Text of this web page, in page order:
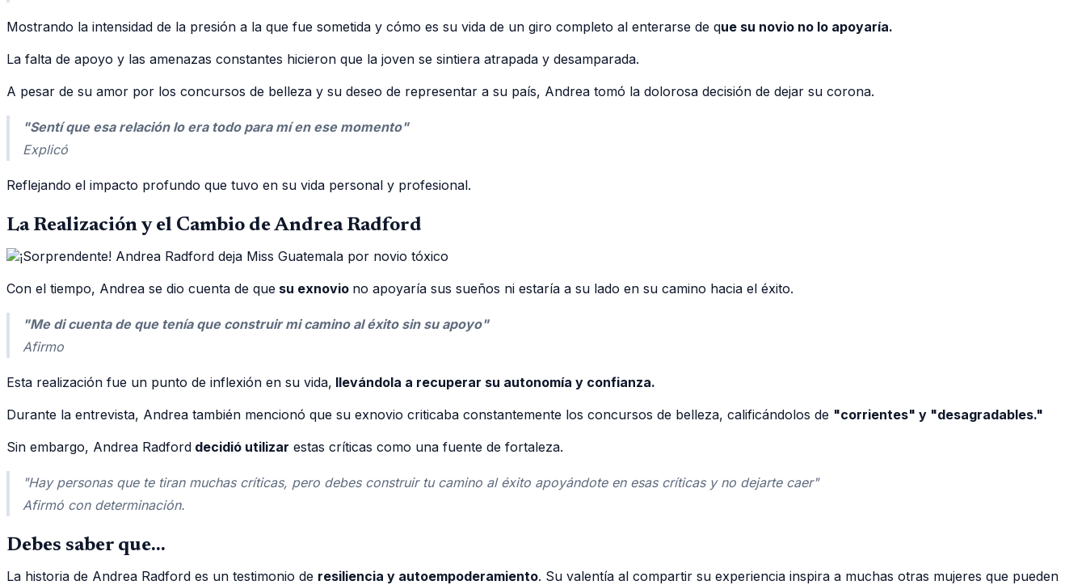
Mostrando la intensidad de la presión a la que fue sometida y cómo es su vida de un giro completo al enterarse de que su novio no lo apoyaría.
La falta de apoyo y las amenazas constantes hicieron que la joven se sintiera atrapada y desamparada.
A pesar de su amor por los concursos de belleza y su deseo de representar a su país, Andrea tomó la dolorosa decisión de dejar su corona.
"Sentí que esa relación lo era todo para mí en ese momento"
Explicó
Reflejando el impacto profundo que tuvo en su vida personal y profesional.
La Realización y el Cambio de Andrea Radford
Con el tiempo, Andrea se dio cuenta de que su exnovio no apoyaría sus sueños ni estaría a su lado en su camino hacia el éxito.
"Me di cuenta de que tenía que construir mi camino al éxito sin su apoyo"
Afirmo
Esta realización fue un punto de inflexión en su vida, llevándola a recuperar su autonomía y confianza.
Durante la entrevista, Andrea también mencionó que su exnovio criticaba constantemente los concursos de belleza, calificándolos de "corrientes" y "desagradables."
Sin embargo, Andrea Radford decidió utilizar estas críticas como una fuente de fortaleza.
"Hay personas que te tiran muchas críticas, pero debes construir tu camino al éxito apoyándote en esas críticas y no dejarte caer"
Afirmó con determinación.
Debes saber que…
La historia de Andrea Radford es un testimonio de resiliencia y autoempoderamiento. Su valentía al compartir su experiencia inspira a muchas otras mujeres que pueden